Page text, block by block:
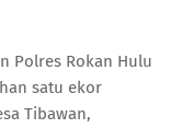
Polres Rokan Hulu
satu ekor
Tibawan,